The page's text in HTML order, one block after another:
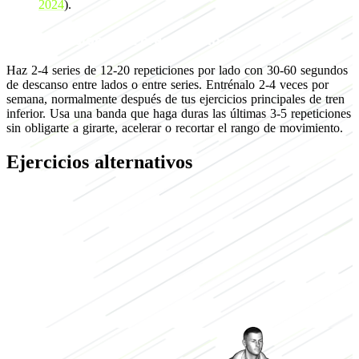
2024).
Programación para crecimiento muscular
Haz 2-4 series de 12-20 repeticiones por lado con 30-60 segundos
de descanso entre lados o entre series. Entrénalo 2-4 veces por
semana, normalmente después de tus ejercicios principales de tren
inferior. Usa una banda que haga duras las últimas 3-5 repeticiones
sin obligarte a girarte, acelerar o recortar el rango de movimiento.
Ejercicios alternativos